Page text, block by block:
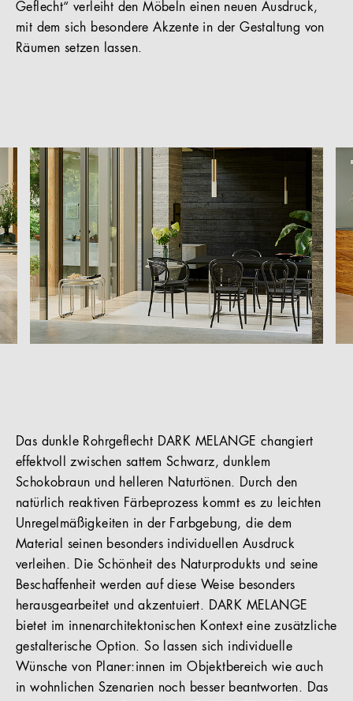
Geflecht“ verleiht den Möbeln einen neuen Ausdruck,
mit dem sich besondere Akzente in der Gestaltung von
Räumen setzen lassen.
Das dunkle Rohrgeflecht DARK MELANGE changiert
effektvoll zwischen sattem Schwarz, dunklem
Schokobraun und helleren Naturtönen. Durch den
natürlich reaktiven Färbeprozess kommt es zu leichten
Unregelmäßigkeiten in der Farbgebung, die dem
Material seinen besonders individuellen Ausdruck
verleihen. Die Schönheit des Naturprodukts und seine
Beschaffenheit werden auf diese Weise besonders
herausgearbeitet und akzentuiert. DARK MELANGE
bietet im innenarchitektonischen Kontext eine zusätzliche
gestalterische Option. So lassen sich individuelle
Wünsche von Planer:innen im Objektbereich wie auch
in wohnlichen Szenarien noch besser beantworten. Das